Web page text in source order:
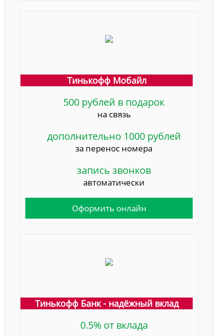
Тинькофф Мобайл
500 рублей в подарок
на связь
дополнительно 1000 рублей
за перенос номера
запись звонков
автоматически
Оформить онлайн
Тинькофф Банк - надёжный вклад
0.5% от вклада